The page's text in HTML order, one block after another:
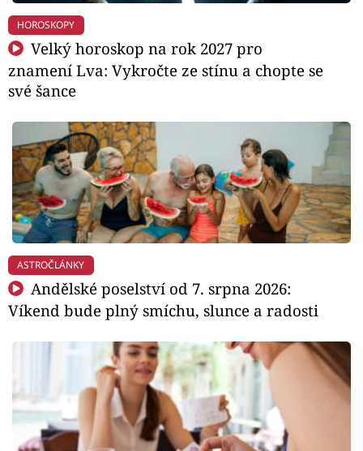
HOROSKOPY
Velký horoskop na rok 2027 pro
znamení Lva: Vykročte ze stínu a chopte se
své šance
ASTROČLÁNKY
Andělské poselství od 7. srpna 2026:
Víkend bude plný smíchu, slunce a radosti